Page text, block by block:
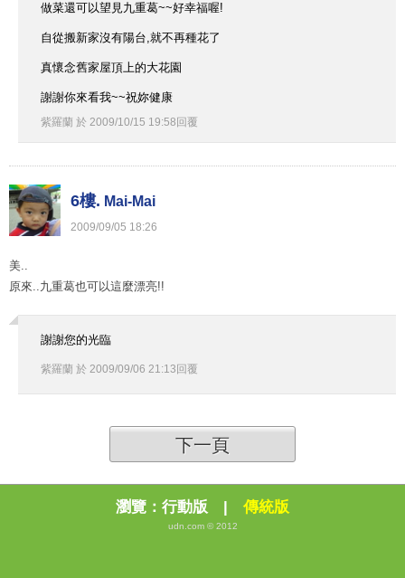
做菜還可以望見九重葛~~好幸福喔!
自從搬新家沒有陽台,就不再種花了
真懷念舊家屋頂上的大花園
謝謝你來看我~~祝妳健康
紫羅蘭 於 2009/10/15 19:58 回覆
6樓. Mai-Mai
2009/09/05 18:26
美..
原來..九重葛也可以這麼漂亮!!
謝謝您的光臨
紫羅蘭 於 2009/09/06 21:13 回覆
下一頁
瀏覽： 行動版 | 傳統版
udn.com © 2012